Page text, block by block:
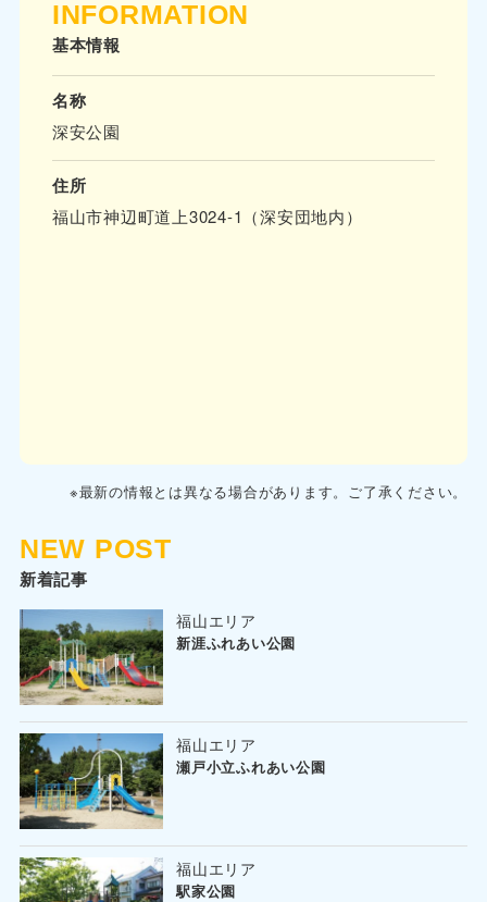
INFORMATION
基本情報
名称
深安公園
住所
福山市神辺町道上3024-1（深安団地内）
※最新の情報とは異なる場合があります。ご了承ください。
NEW POST
新着記事
福山エリア
新涯ふれあい公園
福山エリア
瀬戸小立ふれあい公園
福山エリア
駅家公園